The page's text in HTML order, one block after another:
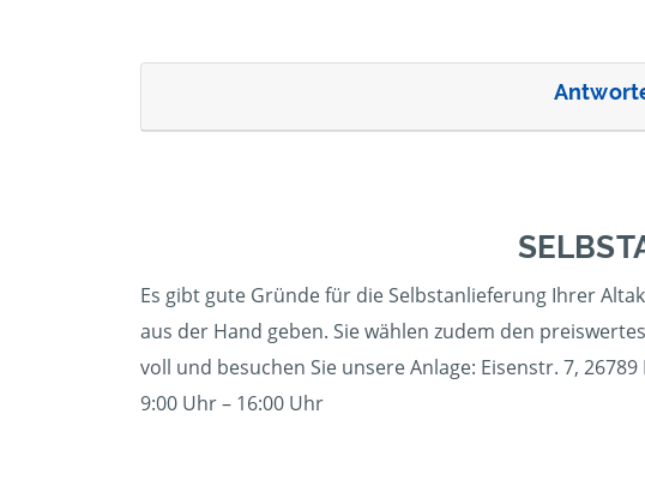
Es gibt gute Gründe für die Selbstanlieferung Ihrer
aus der Hand geben. Sie wählen zudem den
voll und besuchen Sie unsere Anlage: Eisenstr. 7, 26789
9:00 Uhr – 16:00 Uhr